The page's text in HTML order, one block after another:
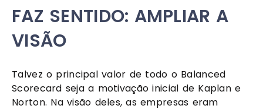
FAZ SENTIDO: AMPLIAR A
VISÃO
Talvez o principal valor de todo o Balanced
Scorecard seja a motivação inicial de Kaplan e
Norton. Na visão deles, as empresas eram